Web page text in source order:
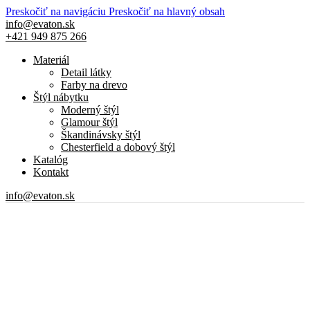
Preskočiť na navigáciu Preskočiť na hlavný obsah
info@evaton.sk
+421 949 875 266
Materiál
Detail látky
Farby na drevo
Štýl nábytku
Moderný štýl
Glamour štýl
Škandinávsky štýl
Chesterfield a dobový štýl
Katalóg
Kontakt
info@evaton.sk